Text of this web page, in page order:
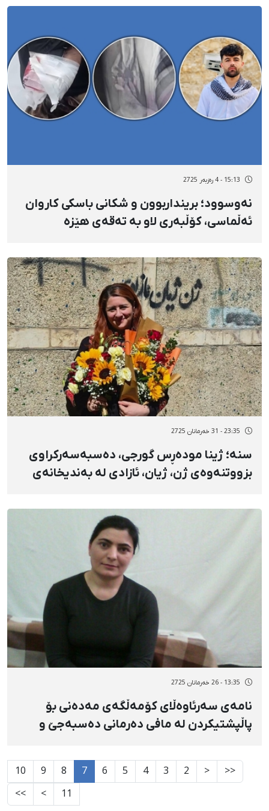
داسەپاو سزا درا
15:13 - 4 رەزبەر 2725
نەوسوود؛ برینداربوون و شکانی باسکی کاروان
ئەڵماسی، کۆڵبەری لاو بە تەقەی هێزە
23:35 - 31 خەرمانان 2725
سنە؛ ژینا مودەڕس گورجی، دەسبەسەرکراوی
بزووتنەوەی ژن، ژیان، ئازادی لە بەندیخانەی
13:35 - 26 خەرمانان 2725
نامەی سەرئاوەڵای کۆمەڵگەی مەدەنی بۆ
پاڵپشتیکردن لە مافی دەرمانی دەسبەجێ و
سیاسیی ژن لە ئێراندا
<<
<
2
3
4
5
6
7
8
9
10
11
>
>>